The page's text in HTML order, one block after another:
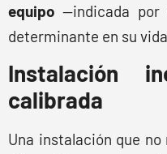
equipo —indicada
determinante en su
Instalación
calibrada
Una instalación que